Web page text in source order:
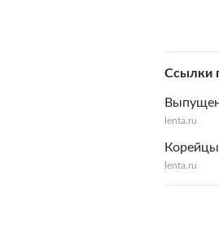
Ссылки
lenta.ru
lenta.ru